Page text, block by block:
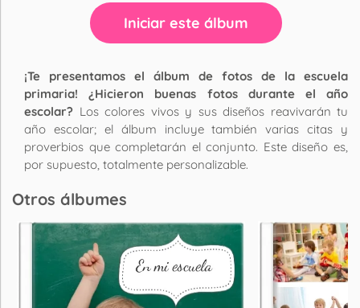
Iniciar este álbum
¡Te presentamos el álbum de fotos de la escuela
primaria! ¿Hicieron buenas fotos durante el año
escolar? Los colores vivos y sus diseños reavivarán tu
año escolar; el álbum incluye también varias citas y
proverbios que completarán el conjunto. Este diseño es,
por supuesto, totalmente personalizable.
Otros álbumes